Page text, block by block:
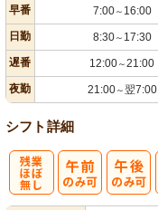
早番
7:00～ 16:00
日勤 8:30～ 17:30
遅番 12:00～21:00
夜勤 21:00～翌7:00
シフト詳細